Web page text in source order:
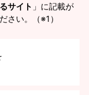
サイト 」に記載が
さい。（※1）